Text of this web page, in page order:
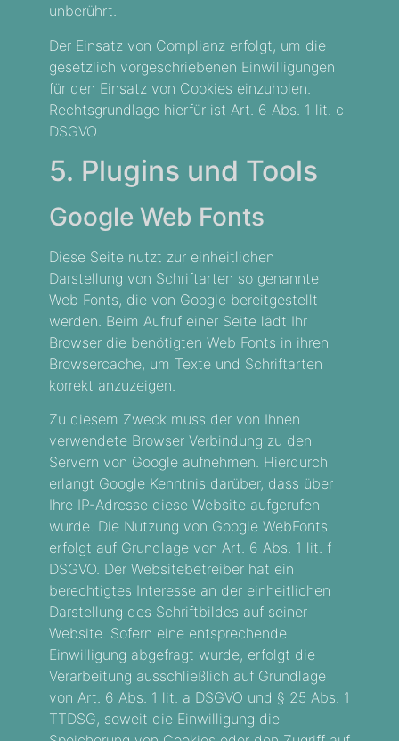
unberührt.
Der Einsatz von Complianz erfolgt, um die
gesetzlich vorgeschriebenen Einwilligungen
für den Einsatz von Cookies einzuholen.
Rechtsgrundlage hierfür ist Art. 6 Abs. 1 lit. c
DSGVO.
5. Plugins und Tools
Google Web Fonts
Diese Seite nutzt zur einheitlichen
Darstellung von Schriftarten so genannte
Web Fonts, die von Google bereitgestellt
werden. Beim Aufruf einer Seite lädt Ihr
Browser die benötigten Web Fonts in ihren
Browsercache, um Texte und Schriftarten
korrekt anzuzeigen.
Zu diesem Zweck muss der von Ihnen
verwendete Browser Verbindung zu den
Servern von Google aufnehmen. Hierdurch
erlangt Google Kenntnis darüber, dass über
Ihre IP-Adresse diese Website aufgerufen
wurde. Die Nutzung von Google WebFonts
erfolgt auf Grundlage von Art. 6 Abs. 1 lit. f
DSGVO. Der Websitebetreiber hat ein
berechtigtes Interesse an der einheitlichen
Darstellung des Schriftbildes auf seiner
Website. Sofern eine entsprechende
Einwilligung abgefragt wurde, erfolgt die
Verarbeitung ausschließlich auf Grundlage
von Art. 6 Abs. 1 lit. a DSGVO und § 25 Abs. 1
TTDSG, soweit die Einwilligung die